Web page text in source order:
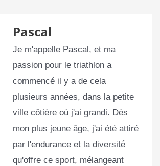
Pascal
Je m'appelle Pascal, et ma
passion pour le triathlon a
commencé il y a de cela
plusieurs années, dans la petite
ville côtière où j'ai grandi. Dès
mon plus jeune âge, j'ai été attiré
par l'endurance et la diversité
qu'offre ce sport, mélangeant